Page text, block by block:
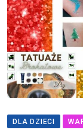
DLA DZIECI